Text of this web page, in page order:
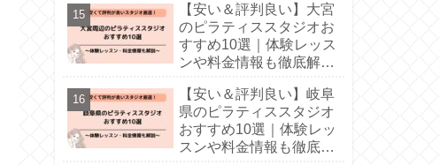
【安い＆評判良い】大宮
のピラティススタジオお
すすめ10選｜体験レッス
ンや料金情報も徹底解
【安い＆評判良い】岐阜
県のピラティススタジオ
おすすめ10選｜体験レッ
スンや料金情報も徹底解